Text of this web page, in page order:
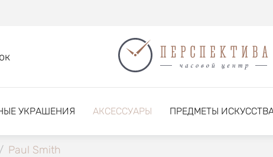
УКРАШЕНИЯ АКСЕССУАРЫ ПРЕДМЕТЫ
/ Paul Smith